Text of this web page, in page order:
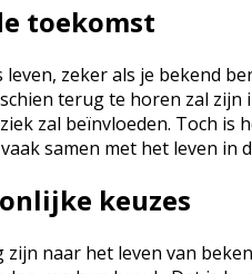
toekomst
zeker als je bekend
terug te horen zal
zal beïnvloeden. Toch
samen met het leven in
keuzes
naar het leven van